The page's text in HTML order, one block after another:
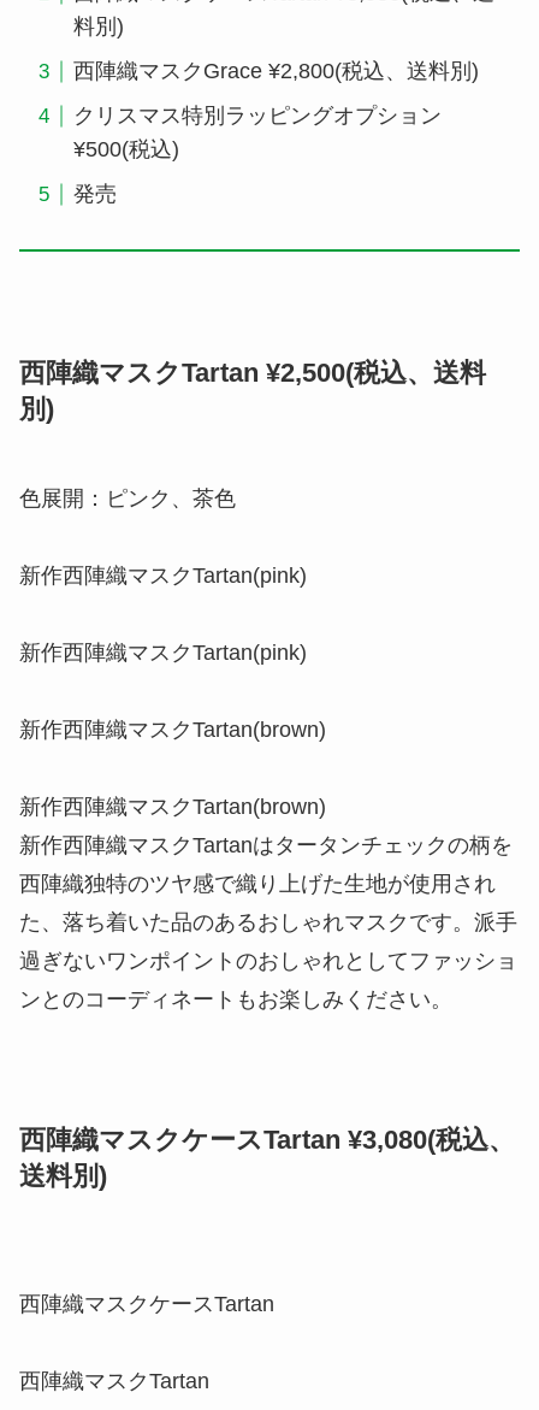
料別)
西陣織マスクGrace ¥2,800(税込、送料別)
クリスマス特別ラッピングオプション
¥500(税込)
発売
西陣織マスクTartan ¥2,500(税込、送料
別)
色展開：ピンク、茶色
新作西陣織マスクTartan(pink)
新作西陣織マスクTartan(pink)
新作西陣織マスクTartan(brown)
新作西陣織マスクTartan(brown)
新作西陣織マスクTartanはタータンチェックの柄を
西陣織独特のツヤ感で織り上げた生地が使用され
た、落ち着いた品のあるおしゃれマスクです。派手
過ぎないワンポイントのおしゃれとしてファッショ
ンとのコーディネートもお楽しみください。
西陣織マスクケースTartan ¥3,080(税込、
送料別)
西陣織マスクケースTartan
西陣織マスクTartan